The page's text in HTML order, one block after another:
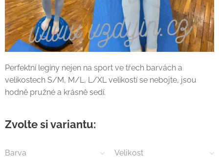
Perfektní legíny nejen na sport ve třech barvách a
velikostech S/M, M/L, L/XL velikostí se nebojte, jsou
hodně pružné a krásně sedí.
Zvolte si variantu:
Barva Velikost